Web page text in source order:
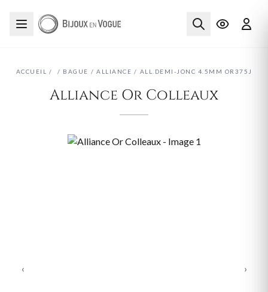
ACCUEIL / / BAGUE / ALLIANCE / ALL.DEMI-JONC 4.5MM OR375J
Alliance Or Colleaux
‹ ›